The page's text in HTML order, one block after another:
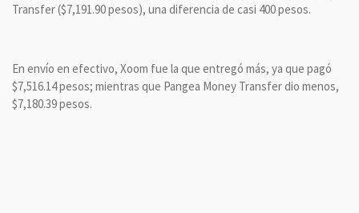
Transfer ($7,191.90 pesos), una diferencia de casi 400 pesos.
En envío en efectivo, Xoom fue la que entregó más, ya que pagó
$7,516.14 pesos; mientras que Pangea Money Transfer dio menos,
$7,180.39 pesos.